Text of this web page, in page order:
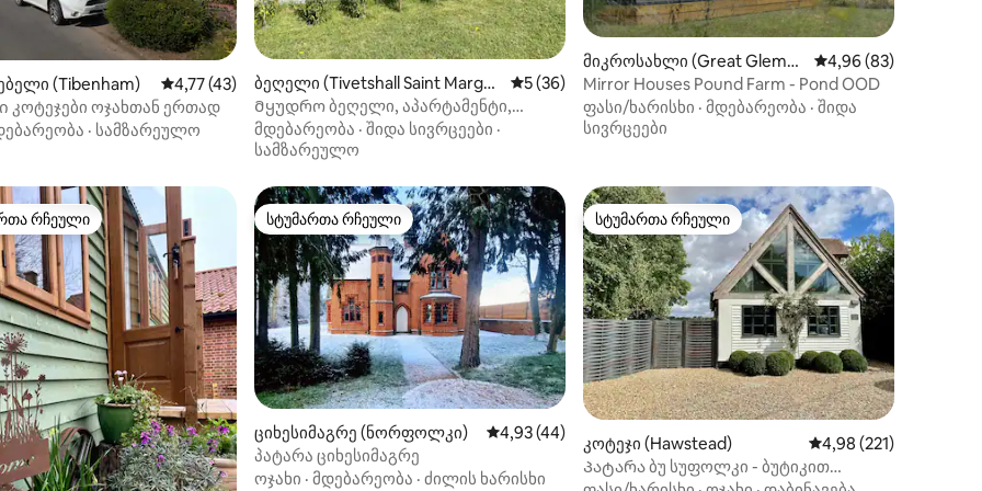
5‑დან 5, 17 მიმოხილვა
(Tibenham) საშუალო შეფასებაა 5‑დან 4,77, 43 მიმოხილვა
4,77 (43)
კოტეჯები ოჯახთან ერთად
· სამზარეულო
ბეღელი (Tivetshall Saint Margar
et)
საშუალო შეფასებაა 5‑დან 5, 36 მიმოხილვა
5 (36)
Მყუდრო ბეღელი, აპარტამენტი,
პატიო, ჟურნალის სანთურა, დასვენება
მდებარეობა · შიდა სივრცეები ·
სამზარეულო
მიკროსახლი (Great Glemha
m)
საშუალო შეფასებაა
4,96 (83)
Mirror Houses Pound Farm - Pond OOD
ფასი/ხარისხი · მდებარეობა · შიდა
სივრცეები
5‑დან 5, 63 მიმოხილვა
რჩეული მოწინავე ვარიანტი
რჩეული სტუმართა რჩეული
სტუმართა რჩეული
ციხესიმაგრე (ნორფოლკი) საშუალო შეფასებაა 5‑დან 4,93, 44 მიმოხილვა
4,93 (44)
პატარა ციხესიმაგრე
ოჯახი · მდებარეობა · ძილის ხარისხი
სტუმართა რჩეული
სტუმართა რჩეული
კოტეჯი (Hawstead) საშუალო შეფასებაა
4,98 (221)
Პატარა ბუ სუფოლკი - ბუტიკით